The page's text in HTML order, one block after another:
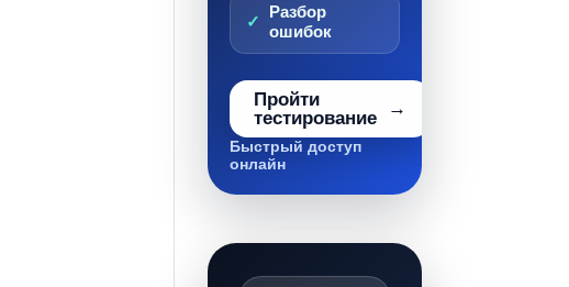
Разбор
ошибок
Пройти
тестирование
Быстрый доступ
онлайн